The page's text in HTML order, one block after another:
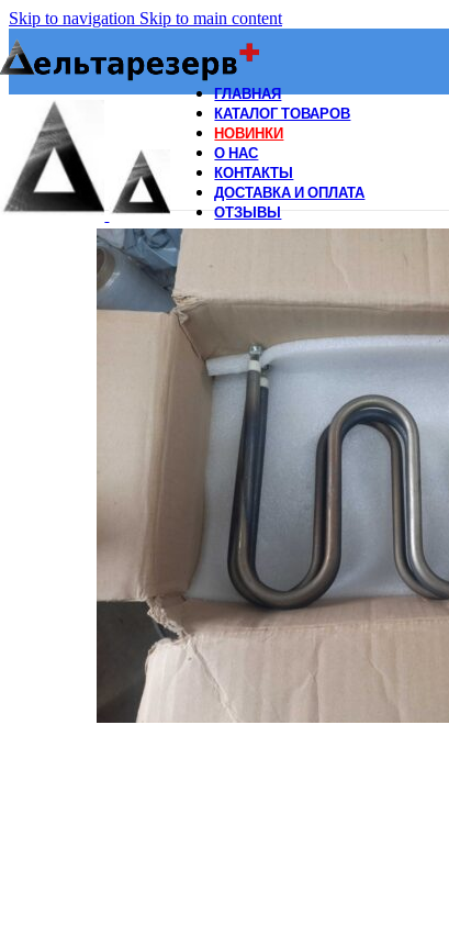
Skip to navigation Skip to main content
ГЛАВНАЯ
КАТАЛОГ ТОВАРОВ
НОВИНКИ
О НАС
КОНТАКТЫ
ДОСТАВКА И ОПЛАТА
ОТЗЫВЫ